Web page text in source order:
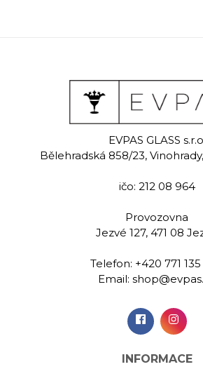
EVPAS GLASS
Bělehradská 858/23,
ičo: 212 08 964
Provozovna
Jezvé 127, 471 08
Telefon: +420 771
Email:
INFORMACE